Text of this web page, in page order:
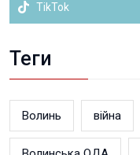
TikTok
Теги
Волинь війна